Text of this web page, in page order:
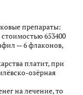
препараты:
653400
— 6 флаконов,
платит, при
озёрная
на лечение, то